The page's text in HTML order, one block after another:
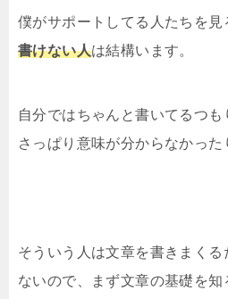
僕がサポートしてる人たちを見
書けない人は結構います。
自分ではちゃんと書いてるつも
さっぱり意味が分からなかった
そういう人は文章を書きまくる
ないので、まず文章の基礎を知